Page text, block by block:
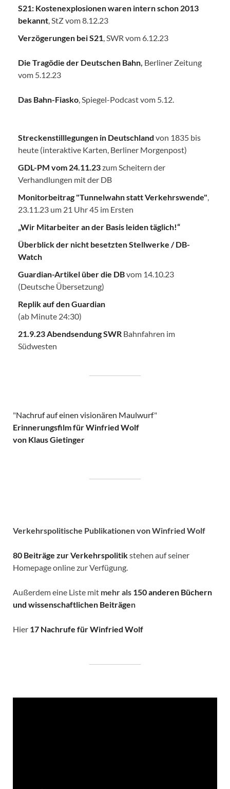
S21: Kostenexplosionen waren intern schon 2013
bekannt, StZ vom 8.12.23
Verzögerungen bei S21, SWR vom 6.12.23
Die Tragödie der Deutschen Bahn, Berliner Zeitung
vom 5.12.23
Das Bahn-Fiasko, Spiegel-Podcast vom 5.12.
Streckenstilllegungen in Deutschland von 1835 bis
heute (interaktive Karten, Berliner Morgenpost)
GDL-PM vom 24.11.23zum Scheitern der
Verhandlungen mit der DB
Monitorbeitrag "Tunnelwahn statt Verkehrswende",
23.11.23 um 21 Uhr 45 im Ersten
„Wir Mitarbeiter an der Basis leiden täglich!“
Überblick der nicht besetzten Stellwerke / DB-
Watch
Guardian-Artikel über die DBvom 14.10.23
(Deutsche Übersetzung)
Replik auf den Guardian
(ab Minute 24:30)
21.9.23 Abendsendung SWR Bahnfahren im
Südwesten
"Nachruf auf einen visionären Maulwurf"
Erinnerungsfilm für Winfried Wolf
von Klaus Gietinger
Verkehrspolitische Publikationen von Winfried Wolf
80 Beiträge zur Verkehrspolitikstehen auf seiner
Homepage online zur Verfügung.
Außerdem eine Liste mit mehr als 150 anderen Büchern
und wissenschaftlichen Beiträgen
Hier 17 Nachrufe für Winfried Wolf